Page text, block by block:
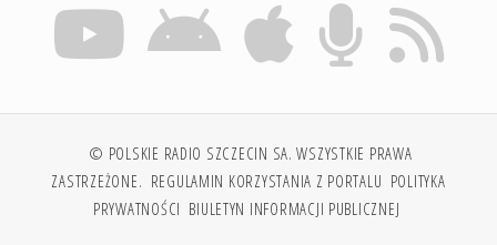
© POLSKIE RADIO SZCZECIN SA. WSZYSTKIE PRAWA
ZASTRZEŻONE. REGULAMIN KORZYSTANIA Z PORTALU POLITYKA
PRYWATNOŚCI BIULETYN INFORMACJI PUBLICZNEJ